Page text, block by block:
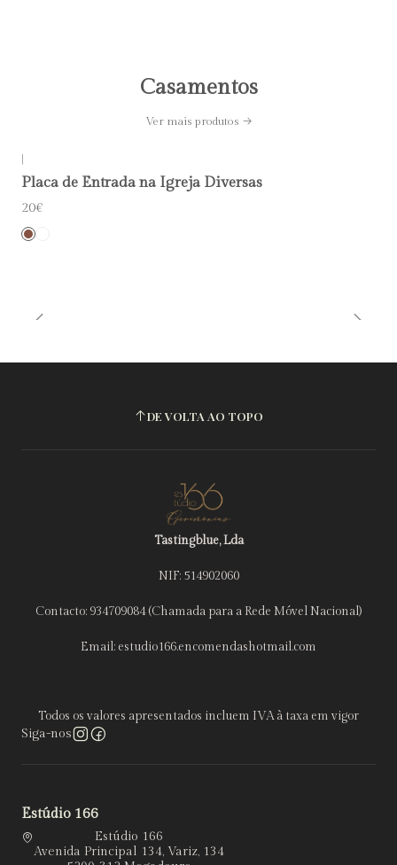
Casamentos
Ver mais produtos
Placa de Entrada na Igreja Diversas
20€
DE VOLTA AO TOPO
Tastingblue, Lda
NIF: 514902060
Contacto: 934709084 (Chamada para a Rede Móvel Nacional)
Email: estudio166.encomendashotmail.com
Todos os valores apresentados incluem IVA à taxa em vigor
Siga-nos
Estúdio 166
Estúdio 166
Avenida Principal 134, Variz, 134